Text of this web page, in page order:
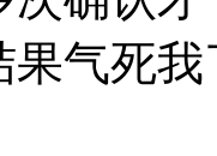
果气死